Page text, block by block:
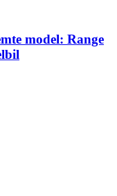
model: Range